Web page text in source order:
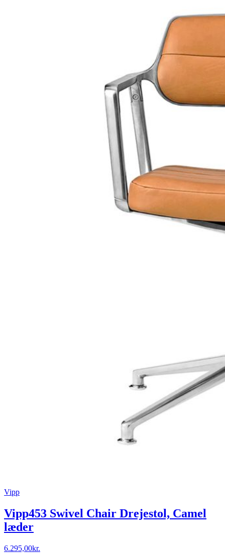
Vipp
Vipp453 Swivel Chair Drejestol, Camel
læder
6.295,00kr.